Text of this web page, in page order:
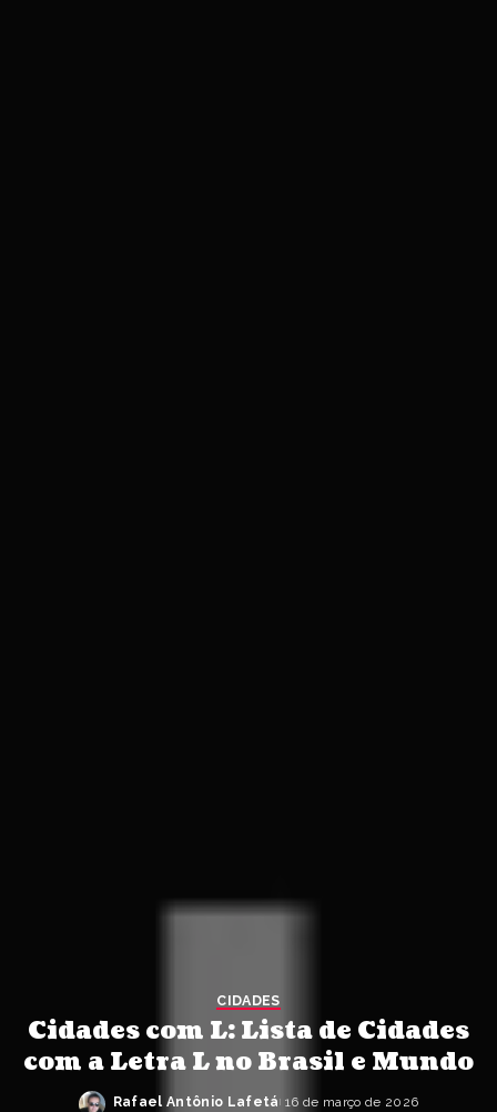
CIDADES
Cidades com L: Lista de Cidades
com a Letra L no Brasil e Mundo
Rafael Antônio Lafetá 16 de março de 2026